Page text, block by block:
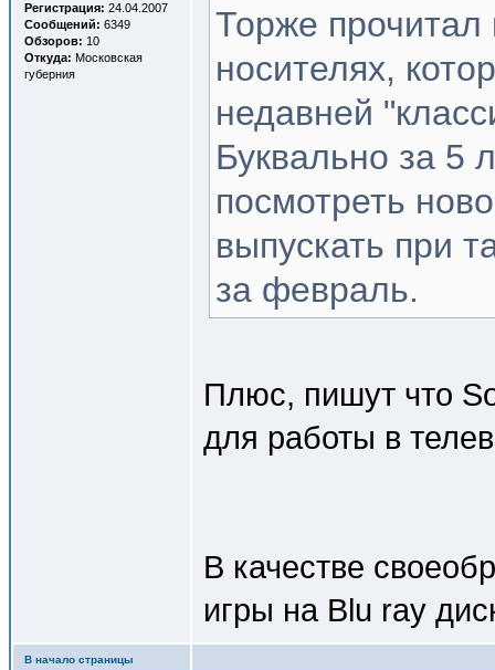
Регистрация: 24.04.2007
Сообщений: 6349
Обзоров: 10
Откуда: Московская
губерния
Торже
носителях,
недавней
Буквально за 5
посмотреть
выпускать при
за февраль.
Плюс, пишут что
для работы в
В качестве
игры на Blu ray
В начало страницы